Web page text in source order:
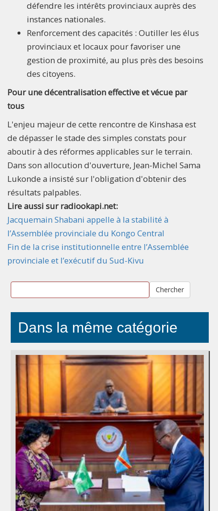
défendre les intérêts provinciaux auprès des
instances nationales.
Renforcement des capacités : Outiller les élus
provinciaux et locaux pour favoriser une
gestion de proximité, au plus près des besoins
des citoyens.
Pour une décentralisation effective et vécue par
tous
L'enjeu majeur de cette rencontre de Kinshasa est
de dépasser le stade des simples constats pour
aboutir à des réformes applicables sur le terrain.
Dans son allocution d'ouverture, Jean-Michel Sama
Lukonde a insisté sur l'obligation d'obtenir des
résultats palpables.
Lire aussi sur radiookapi.net:
Jacquemain Shabani appelle à la stabilité à
l’Assemblée provinciale du Kongo Central
Fin de la crise institutionnelle entre l’Assemblée
provinciale et l’exécutif du Sud-Kivu
Chercher
Dans la même catégorie